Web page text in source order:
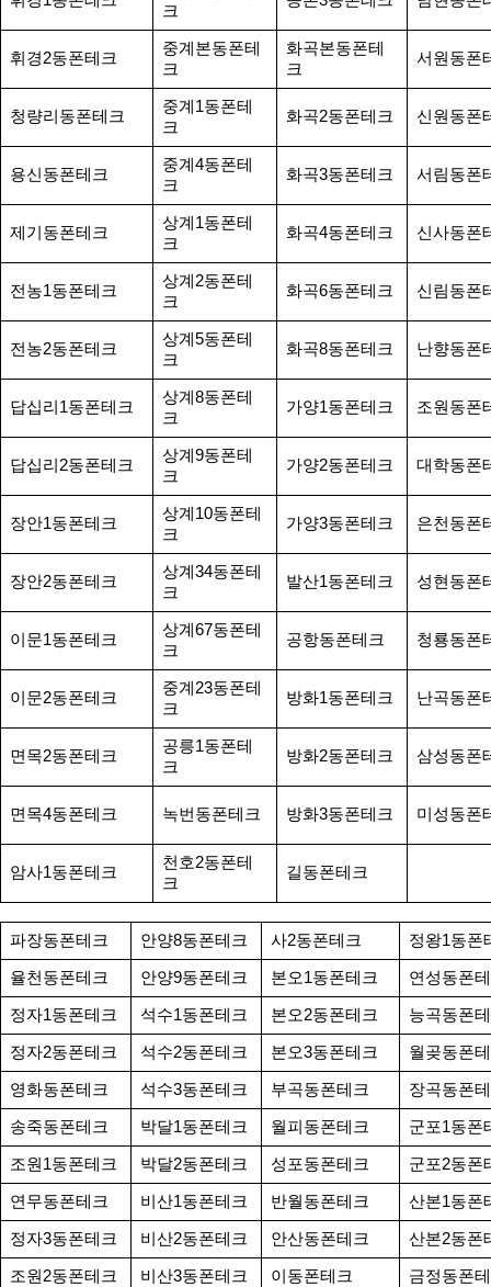
크
휘경2동폰테크
중계본동폰테
크
화곡본동폰테
크
서원동폰
청량리동폰테크
중계1동폰테
크
화곡2동폰테크 신원동폰
용신동폰테크
중계4동폰테
크
화곡3동폰테크 서림동폰
제기동폰테크
상계1동폰테
크
화곡4동폰테크 신사동폰
전농1동폰테크
상계2동폰테
크
화곡6동폰테크 신림동폰
전농2동폰테크
상계5동폰테
크
화곡8동폰테크 난향동폰
답십리1동폰테크
상계8동폰테
크
가양1동폰테크 조원동폰
답십리2동폰테크
상계9동폰테
크
가양2동폰테크 대학동폰
장안1동폰테크
상계10동폰테
크
가양3동폰테크 은천동폰
장안2동폰테크
상계34동폰테
크
발산1동폰테크 성현동폰
이문1동폰테크
상계67동폰테
크
공항동폰테크 청룡동폰
이문2동폰테크
중계23동폰테
크
방화1동폰테크 난곡동폰
면목2동폰테크
공릉1동폰테
크
방화2동폰테크 삼성동폰
면목4동폰테크 녹번동폰테크 방화3동폰테크 미성동폰
암사1동폰테크
천호2동폰테
크
길동폰테크
파장동폰테크 안양8동폰테크 사2동폰테크
정왕1동폰
율천동폰테크
안양9동폰테크 본오1동폰테크
연성동폰
정자1동폰테크
석수1동폰테크 본오2동폰테크
능곡동폰
정자2동폰테크
석수2동폰테크 본오3동폰테크
월곶동폰
영화동폰테크
석수3동폰테크 부곡동폰테크
장곡동폰
송죽동폰테크
박달1동폰테크 월피동폰테크
군포1동폰
조원1동폰테크
박달2동폰테크 성포동폰테크
군포2동폰
연무동폰테크
비산1동폰테크 반월동폰테크
산본1동폰
정자3동폰테크
비산2동폰테크 안산동폰테크
산본2동폰
조원2동폰테크
비산3동폰테크 이동폰테크
금정동폰